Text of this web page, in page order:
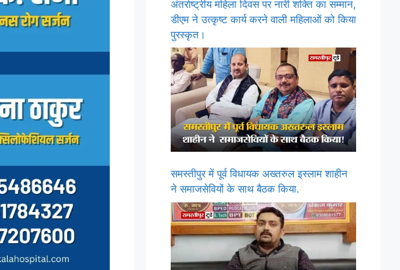
अंतर्राष्ट्रीय महिला दिवस पर नारी शक्ति का सम्मान,
डीएम ने उत्कृष्ट कार्य करने वाली महिलाओं को किया
पुरस्कृत।
समस्तीपुर में पूर्व विधायक अख्तरुल इस्लाम शाहीन
ने समाजसेवियों के साथ बैठक किया.